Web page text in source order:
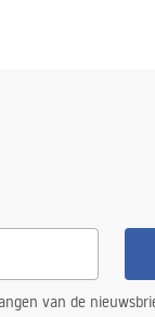
van de